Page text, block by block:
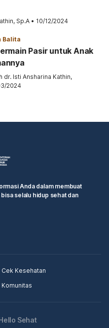
Sp.A • 10/12/2024
Balita
Pasir untuk Anak
dr. Isti Ansharina Kathin,
2024
Anda dalam membuat
selalu hidup sehat dan
Cek Kesehatan
Komunitas
Sehat